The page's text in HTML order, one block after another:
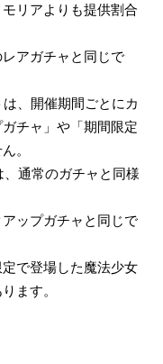
リアよりも提供割合
アガチャと同じで
、開催期間ごとにカ
チャ」や「期間限定
。
通常のガチャと同様
ップガチャと同じで
で登場した魔法少女
ます。